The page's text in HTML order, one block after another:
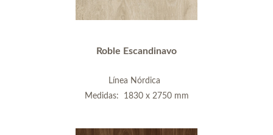
Roble Escandinavo
Línea Nórdica
Medidas: 1830 x 2750 mm